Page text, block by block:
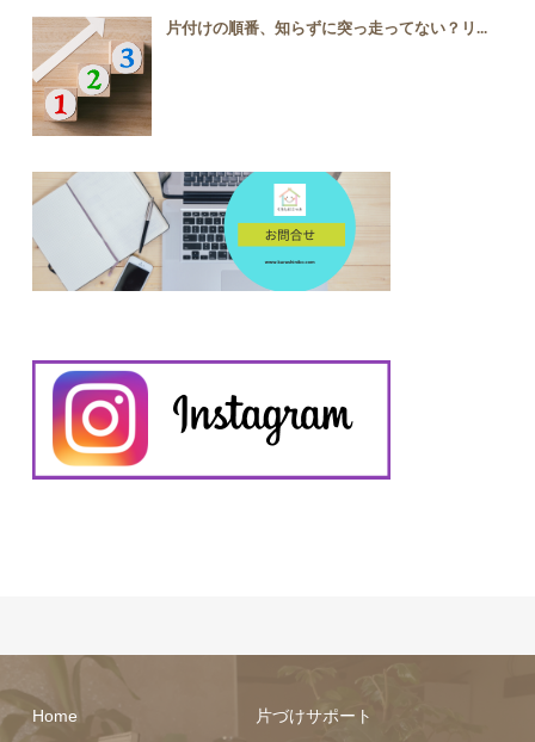
片付けの順番、知らずに突っ走ってない？リ...
Home 片づけサポート